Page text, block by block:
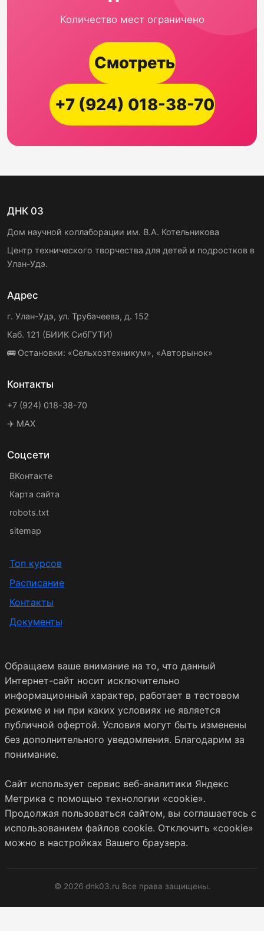
Количество мест ограничено
Смотреть
+7 (924) 018-38-70
ДНК 03
Дом научной коллаборации им. В.А. Котельникова
Центр технического творчества для детей и подростков в
Улан-Удэ.
Адрес
г. Улан-Удэ, ул. Трубачеева, д. 152
Каб. 121 (БИИК СибГУТИ)
🚌 Остановки: «Сельхозтехникум», «Авторынок»
Контакты
+7 (924) 018-38-70
✈️ MAX
Соцсети
ВКонтакте
Карта сайта
robots.txt
sitemap
Топ курсов
Расписание
Контакты
Документы
Обращаем ваше внимание на то, что данный
Интернет-сайт носит исключительно
информационный характер, работает в тестовом
режиме и ни при каких условиях не является
публичной офертой. Условия могут быть изменены
без дополнительного уведомления. Благодарим за
понимание.
Сайт использует сервис веб-аналитики Яндекс
Метрика с помощью технологии «cookie».
Продолжая пользоваться сайтом, вы соглашаетесь с
использованием файлов cookie. Отключить «cookie»
можно в настройках Вашего браузера.
© 2026 dnk03.ru Все права защищены.